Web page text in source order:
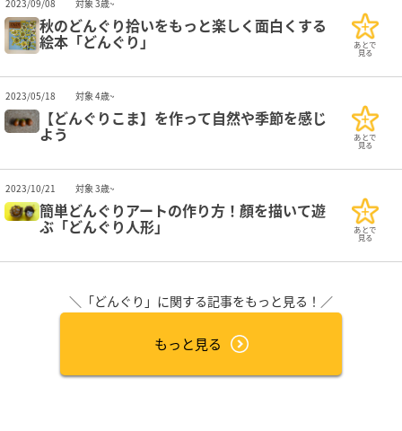
2023/09/08 対象 3歳~
秋のどんぐり拾いをもっと楽しく面白くする
絵本「どんぐり」 あとで
見る
2023/05/18 対象 4歳~
【どんぐりこま】を作って自然や季節を感じ
よう あとで
見る
2023/10/21 対象 3歳~
簡単どんぐりアートの作り方！顏を描いて遊
ぶ「どんぐり人形」 あとで
見る
＼「どんぐり」に関する記事をもっと見る！／
もっと見る